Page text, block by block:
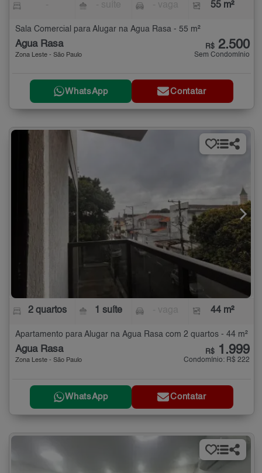
55 m²
Sala Comercial para Alugar na Água Rasa - 55 m²
Água Rasa
Zona Leste - São Paulo
R$ 2.500
Sem Condomínio
WhatsApp Contatar
2 quartos 1 suíte 44 m²
Apartamento para Alugar na Água Rasa com 2 quartos - 44 m²
Água Rasa
Zona Leste - São Paulo
R$ 1.999
Condomínio: R$ 222
WhatsApp Contatar